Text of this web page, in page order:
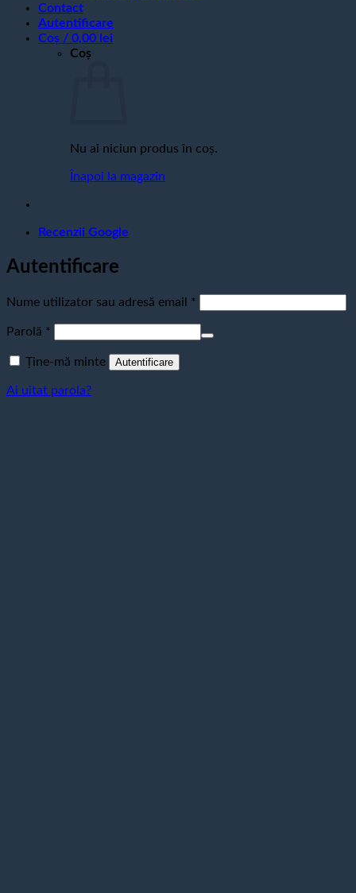
Contact
Autentificare
Coș / 0,00 lei
Coș
Nu ai niciun produs în coș.
Înapoi la magazin
Recenzii Google
Autentificare
Nume utilizator sau adresă email *
Parolă *
Ține-mă minte Autentificare
Ai uitat parola?